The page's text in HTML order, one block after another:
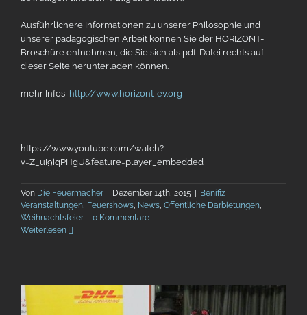
Ausführlichere Informationen zu unserer Philosophie und
unserer pädagogischen Arbeit können Sie der HORIZONT-
Broschüre entnehmen, die Sie sich als pdf-Datei rechts auf
dieser Seite herunterladen können.
mehr Infos http://www.horizont-ev.org
https://www.youtube.com/watch?
v=Z_uI9iqPHgU&feature=player_embedded
Von Die Feuermacher | Dezember 14th, 2015 | Benifiz
Veranstaltungen Feuershows News Öffentliche Darbietungen
Weihnachtsfeier | 0 Kommentare
Weiterlesen